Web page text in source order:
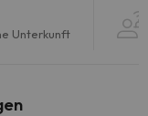
Unterkunft